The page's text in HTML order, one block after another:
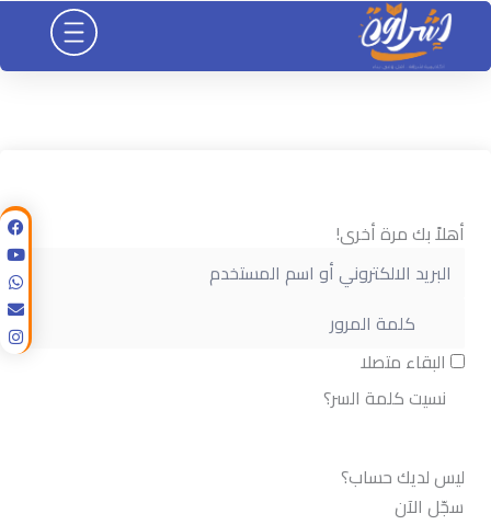
تخطي
المحتوى
أهلاً بك مرة أخرى!
البقاء متصلا
نسيت كلمة السر؟
ليس لديك حساب؟
سجّل الآن